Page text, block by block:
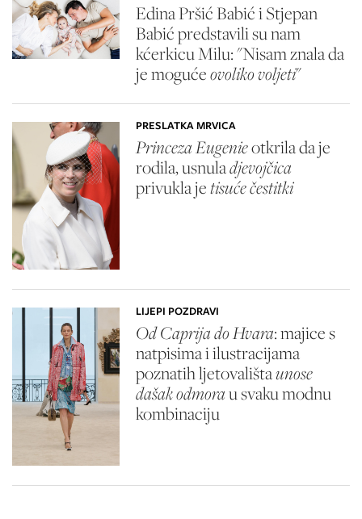
Edina Pršić Babić i Stjepan
Babić predstavili su nam
kćerkicu Milu: "Nisam znala da
je mogućeovoliko voljeti"
PRESLATKA MRVICA
Princeza Eugenieotkrila da je
rodila, usnuladjevojčica
privukla jetisuće čestitki
LIJEPI POZDRAVI
Od Caprija do Hvara: majice s
natpisima i ilustracijama
poznatih ljetovalištaunose
dašak odmorau svaku modnu
kombinaciju